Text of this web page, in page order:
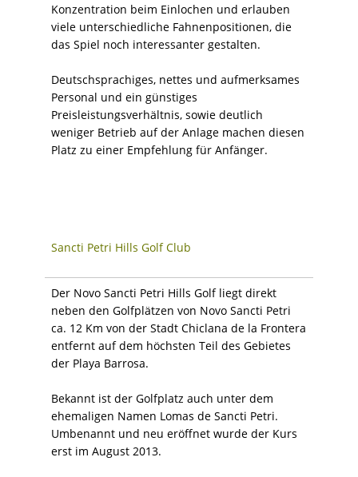
Konzentration beim Einlochen und erlauben
viele unterschiedliche Fahnenpositionen, die
das Spiel noch interessanter gestalten.
Deutschsprachiges, nettes und aufmerksames
Personal und ein günstiges
Preisleistungsverhältnis, sowie deutlich
weniger Betrieb auf der Anlage machen diesen
Platz zu einer Empfehlung für Anfänger.
Sancti Petri Hills Golf Club
Der Novo Sancti Petri Hills Golf liegt direkt
neben den Golfplätzen von Novo Sancti Petri
ca. 12 Km von der Stadt Chiclana de la Frontera
entfernt auf dem höchsten Teil des Gebietes
der Playa Barrosa.
Bekannt ist der Golfplatz auch unter dem
ehemaligen Namen Lomas de Sancti Petri.
Umbenannt und neu eröffnet wurde der Kurs
erst im August 2013.